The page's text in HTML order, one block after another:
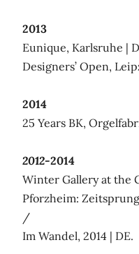
2013
Eunique, Karlsruhe |
Designers’ Open,
2014
25 Years BK,
2012-2014
Winter Gallery at the
Pforzheim:
/
Im Wandel, 2014 | DE.